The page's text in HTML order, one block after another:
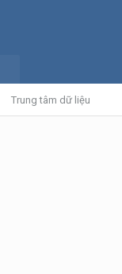
Trung tâm dữ liệu